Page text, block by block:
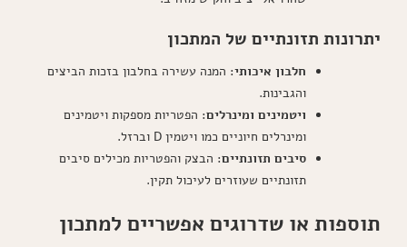
יתרונות תזונתיים של המתכון
חלבון איכותי: המנה עשירה בחלבון בזכות הביצים
והגבינות.
ויטמינים ומינרלים: הפטריות מספקות ויטמינים
ומינרלים חיוניים כמו ויטמין D וברזל.
סיבים תזונתיים: הבצק והפטריות מכילים סיבים
תזונתיים שעוזרים לעיכול תקין.
תוספות או שדרוגים אפשריים למתכון